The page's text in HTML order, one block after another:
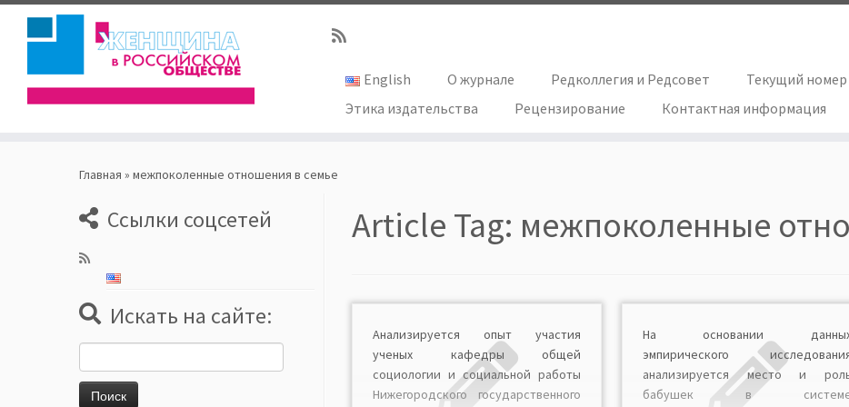
English О журнале Редколлегия и Редсовет Текущий номер
Этика издательства
Рецензирование Контактная информация
Главная » межпоколенные отношения в семье
Ссылки соцсетей
Искать на сайте:
Article Tag: межпоколенные
Анализируется опыт участия
ученых кафедры общей
социологии и социальной работы
Нижегородского государственного
На основании
эмпирического
анализируется место и
бабушек в